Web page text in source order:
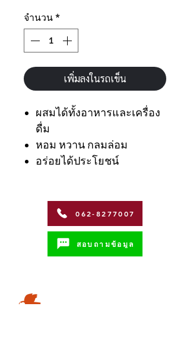
จำนวน *
เพิ่มลงในรถเข็น
ผสมได้ทั้งอาหารและเครื่อง
ดื่ม
หอม หวาน กลมล่อม
อร่อยได้ประโยชน์
062-8277007
สอบถามข้อมูล